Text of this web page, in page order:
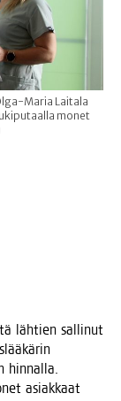
Maria Laitala
monet
läh­tien sal­li­nut
hin­nal­la.
asiak­kaat